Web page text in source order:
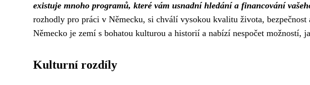
existuje mnoho programů, které vám usnadní hledání a financování
rozhodly pro práci v Německu, si chválí vysokou kvalitu života,
Německo je zemí s bohatou kulturou a historií a nabízí nespočet možností,
Kulturní rozdíly